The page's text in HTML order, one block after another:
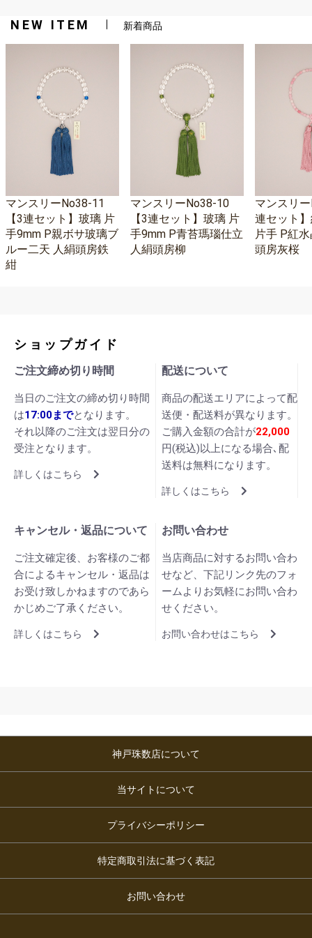
NEW ITEM 新着商品
マンスリーNo38-11
【3連セット】玻璃 片
手9mm P親ボサ玻璃ブ
ルー二天 人絹頭房鉄
紺
マンスリーNo38-10
【3連セット】玻璃 片
手9mm P青苔瑪瑙仕立
人絹頭房柳
マンスリ
連セット
片手 P紅
頭房灰桜
ショップガイド
ご注文締め切り時間
当日のご注文の締め切り時間
は17:00までとなります。
それ以降のご注文は翌日分の
受注となります。
詳しくはこちら
配送について
商品の配送エリアによって配
送便・配送料が異なります。
ご購入金額の合計が22,000
円(税込)以上になる場合､配
送料は無料になります。
詳しくはこちら
キャンセル・返品について
ご注文確定後、お客様のご都
合によるキャンセル・返品は
お受け致しかねますのであら
かじめご了承ください。
詳しくはこちら
お問い合わせ
当店商品に対するお問い合わ
せなど、下記リンク先のフォ
ームよりお気軽にお問い合わ
せください。
お問い合わせはこちら
神戸珠数店について
当サイトについて
プライバシーポリシー
特定商取引法に基づく表記
お問い合わせ